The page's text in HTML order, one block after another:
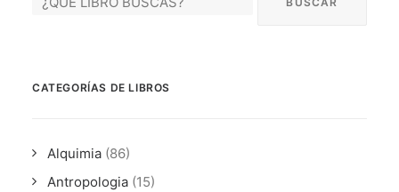
CATEGORÍAS DE LIBROS
Alquimia (86)
Antropologia (15)